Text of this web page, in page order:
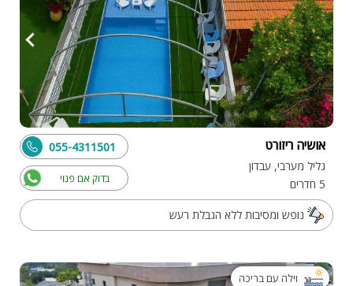
אושיה ריזורט
גליל מערבי, עבדון
5 חדרים
בדוק אם פנוי
055-4311501
נופש ומסיבות ללא הגבלת רעש
וילה עם בריכה